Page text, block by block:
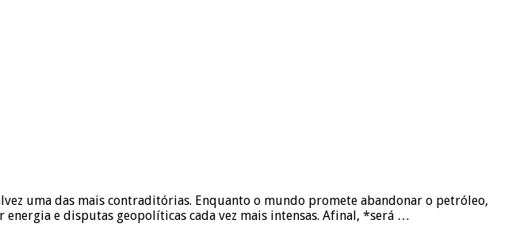
uma das mais contraditórias. Enquanto o mundo promete abandonar o petróleo,
e disputas geopolíticas cada vez mais intensas. Afinal, *será …